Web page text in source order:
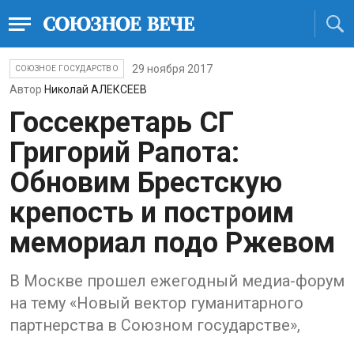
СОЮЗНОЕ ГОСУДАРСТВО
29 ноября 2017
Автор Николай АЛЕКСЕЕВ
Госсекретарь СГ
Григорий Рапота:
Обновим Брестскую
крепость и построим
мемориал подо Ржевом
В Москве прошел ежегодный медиа-форум
на тему «Новый вектор гуманитарного
партнерства в Союзном государстве»,